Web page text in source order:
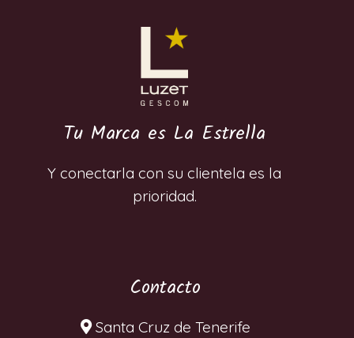
Tu Marca es La Estrella
Y conectarla con su clientela es la
prioridad.
Contacto
Santa Cruz de Tenerife